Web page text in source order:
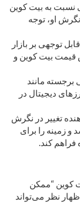
نسبت به بیت کوین
نگرش او، توجه
توجهی بر بازار
قیمت بیت کوین و
مانند
دیجیتال در
تغییر در نگرش
و زمینه را برای
فراهم کند.
کوین “ممکن
نظر می‌تواند